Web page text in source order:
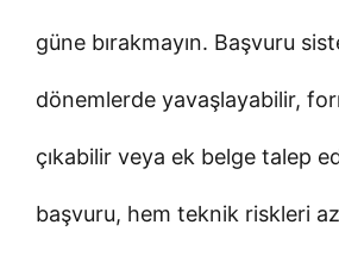
güne bırakmayın. Başvuru
dönemlerde yavaşlayabilir,
çıkabilir veya ek belge talep
başvuru, hem teknik riskleri